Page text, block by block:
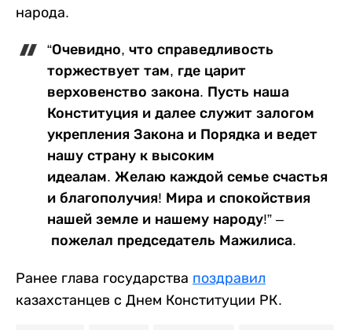
народа.
“Очевидно, что справедливость
торжествует там, где царит
верховенство закона. Пусть наша
Конституция и далее служит залогом
укрепления Закона и Порядка и ведет
нашу страну к высоким
идеалам. Желаю каждой семье счастья
и благополучия! Мира и спокойствия
нашей земле и нашему народу!” –
пожелал председатель Мажилиса.
Ранее глава государства поздравил
казахстанцев с Днем Конституции РК.